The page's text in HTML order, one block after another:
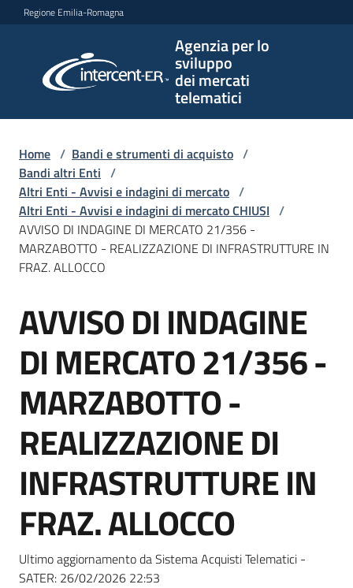
Vai al contenuto
Vai alla navigazione
Vai al footer
Regione Emilia-Romagna
Agenzia per lo
sviluppo
dei mercati
telematici
per lo
sviluppo
telematici
L'Agenzia
e
strumenti
acquisto
Supporto
Piattaforme
telematiche
Home / Bandi e strumenti di acquisto /
Bandi altri Enti /
Altri Enti - Avvisi e indagini di mercato /
Altri Enti - Avvisi e indagini di mercato CHIUSI /
AVVISO DI INDAGINE DI MERCATO 21/356 -
MARZABOTTO - REALIZZAZIONE DI INFRASTRUTTURE IN
FRAZ. ALLOCCO
Salta al contenuto
AVVISO DI INDAGINE
DI MERCATO 21/356 -
MARZABOTTO -
REALIZZAZIONE DI
INFRASTRUTTURE IN
FRAZ. ALLOCCO
Ultimo aggiornamento da Sistema Acquisti Telematici -
SATER: 26/02/2026 22:53